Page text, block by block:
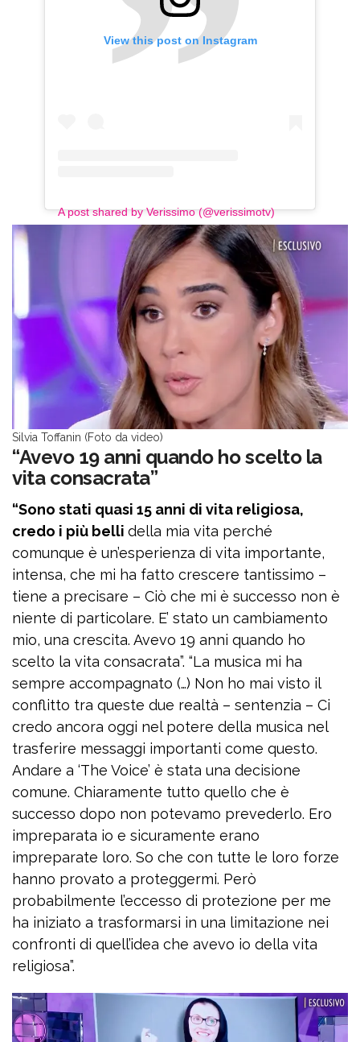
View this post on Instagram
A post shared by Verissimo (@verissimotv)
Silvia Toffanin (Foto da video)
“Avevo 19 anni quando ho scelto la
vita consacrata”
“Sono stati quasi 15 anni di vita religiosa,
credo i più belli della mia vita perché
comunque è un’esperienza di vita importante,
intensa, che mi ha fatto crescere tantissimo –
tiene a precisare – Ciò che mi è successo non è
niente di particolare. E’ stato un cambiamento
mio, una crescita. Avevo 19 anni quando ho
scelto la vita consacrata”. “La musica mi ha
sempre accompagnato (…) Non ho mai visto il
conflitto tra queste due realtà – sentenzia – Ci
credo ancora oggi nel potere della musica nel
trasferire messaggi importanti come questo.
Andare a ‘The Voice’ è stata una decisione
comune. Chiaramente tutto quello che è
successo dopo non potevamo prevederlo. Ero
impreparata io e sicuramente erano
impreparate loro. So che con tutte le loro forze
hanno provato a proteggermi. Però
probabilmente l’eccesso di protezione per me
ha iniziato a trasformarsi in una limitazione nei
confronti di quell’idea che avevo io della vita
religiosa”.